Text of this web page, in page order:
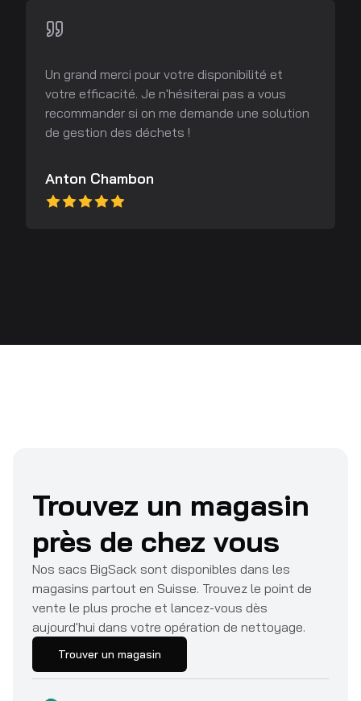
Un grand merci pour votre disponibilité et
votre efficacité. Je n'hésiterai pas a vous
recommander si on me demande une solution
de gestion des déchets !
Anton Chambon
Trouvez un magasin
près de chez vous
Nos sacs BigSack sont disponibles dans les
magasins partout en Suisse. Trouvez le point de
vente le plus proche et lancez-vous dès
aujourd'hui dans votre opération de nettoyage.
Trouver un magasin